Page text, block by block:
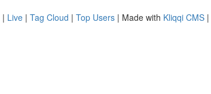
| Live | Tag Cloud | Top Users | Made with Kliqqi CMS |